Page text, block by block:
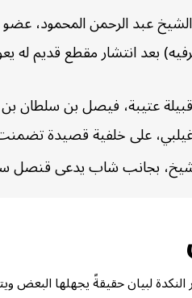
عبد الرحمن المحمود،
قديم له يعود للعام ٢٠١٧، يستنكر فيه السماح لمن سماهم (السفهاء) بنشر
عتيبة، فيصل بن سلطان بن
على خلفية قصيدة
بجانب شاب يدعى قنصل
النكدة لبيان حقيقةً يجهلها البعض